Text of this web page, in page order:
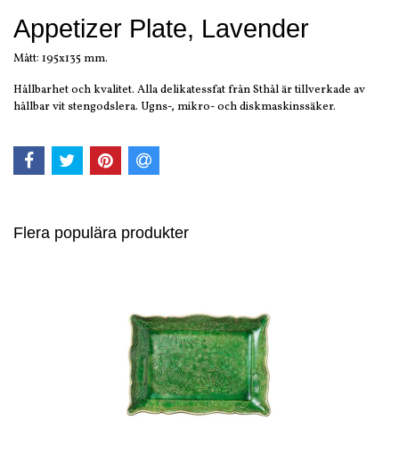
Appetizer Plate, Lavender
Mått: 195x135 mm.
Hållbarhet och kvalitet. Alla delikatessfat från Sthål är tillverkade av
hållbar vit stengodslera. Ugns-, mikro- och diskmaskinssäker.
Flera populära produkter